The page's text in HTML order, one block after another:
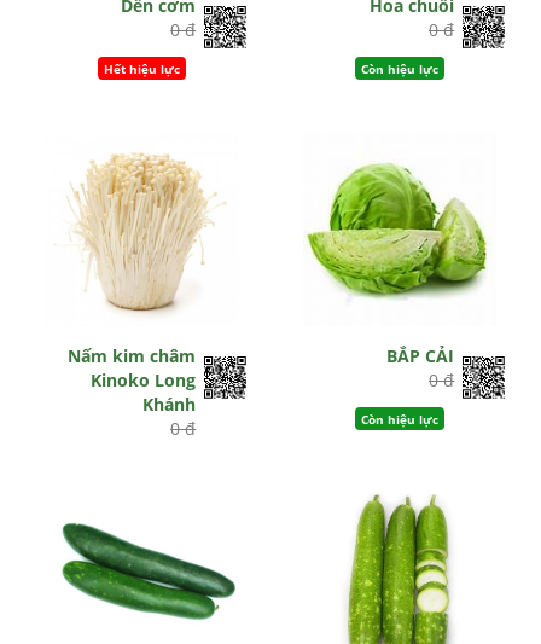
Dền cơm
0 đ
Hết hiệu lực
Hoa chuối
0 đ
Còn hiệu lực
Nấm kim châm
Kinoko Long
Khánh
0 đ
BẮP CẢI
0 đ
Còn hiệu lực